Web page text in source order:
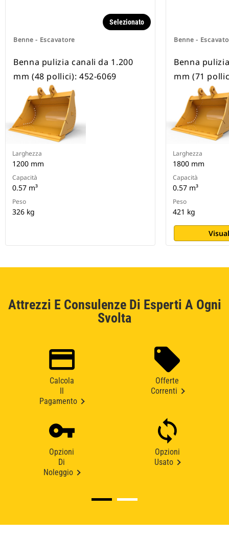
Benne - Escavatore
Selezionato
Benna pulizia canali da 1.200
mm (48 pollici): 452-6069
Larghezza
1200 mm
Capacità
0.57 m³
Peso
326 kg
Benne -
Benna
mm (71
Larghezza
1800 mm
Capacità
0.57 m³
Peso
421 kg
Attrezzi E Consulenze Di Esperti A Ogni
Svolta
Calcola
Pagamento
Offerte
Correnti
Opzioni
Di
Noleggio
Opzioni
Usato